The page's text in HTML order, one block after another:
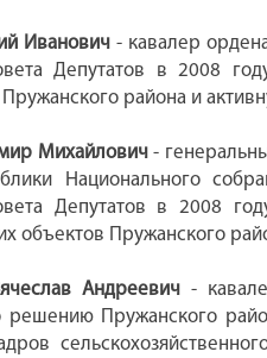
Иванович - кавалер
Депутатов в 2008
района и
Михайлович-
Национального
Депутатов в 2008
объектов Пружанского
Андреевич-
решению Пружанского